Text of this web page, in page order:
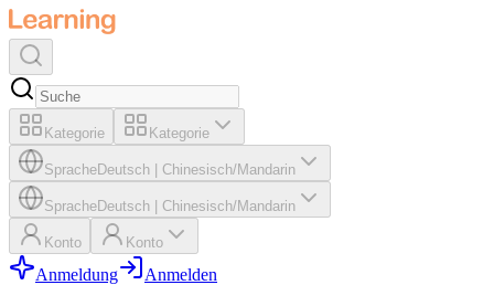
Kategorie Kategorie
SpracheDeutsch Chinesisch/Mandarin
SpracheDeutsch Chinesisch/Mandarin
Konto Konto
Anmeldung Anmelden